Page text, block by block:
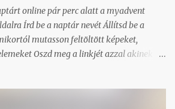
pdf-ben átküldöm arra a címre, ahonnan
a csoma...
online pár perc alatt a myadvent
Írd be a naptár nevét Állítsd be a
mutasson feltöltött képeket,
Oszd meg a linkjét azzal akinek a